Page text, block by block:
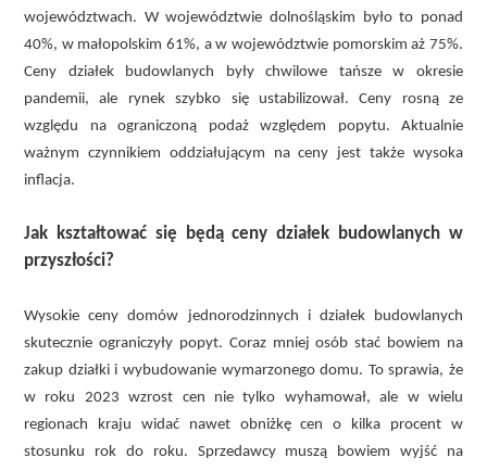
województwach. W województwie dolnośląskim było to ponad
40%, w małopolskim 61%, a w województwie pomorskim aż 75%.
Ceny działek budowlanych były chwilowe tańsze w okresie
pandemii, ale rynek szybko się ustabilizował. Ceny rosną ze
względu na ograniczoną podaż względem popytu. Aktualnie
ważnym czynnikiem oddziałującym na ceny jest także wysoka
inflacja.
Jak kształtować się będą ceny działek budowlanych w
przyszłości?
Wysokie ceny domów jednorodzinnych i działek budowlanych
skutecznie ograniczyły popyt. Coraz mniej osób stać bowiem na
zakup działki i wybudowanie wymarzonego domu. To sprawia, że
w roku 2023 wzrost cen nie tylko wyhamował, ale w wielu
regionach kraju widać nawet obniżkę cen o kilka procent w
stosunku rok do roku. Sprzedawcy muszą bowiem wyjść na